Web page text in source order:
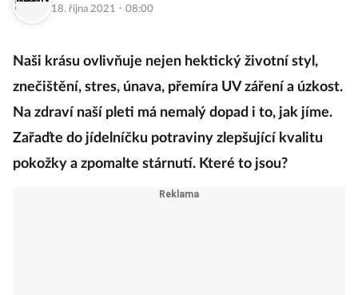
18. října 2021 · 08:00
Naši krásu ovlivňuje nejen hektický životní styl,
znečištění, stres, únava, přemíra UV záření a úzkost.
Na zdraví naší pleti má nemalý dopad i to, jak jíme.
Zařaďte do jídelníčku potraviny zlepšující kvalitu
pokožky a zpomalte stárnutí. Které to jsou?